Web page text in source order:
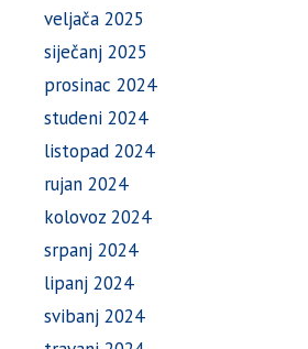
veljača 2025
siječanj 2025
prosinac 2024
studeni 2024
listopad 2024
rujan 2024
kolovoz 2024
srpanj 2024
lipanj 2024
svibanj 2024